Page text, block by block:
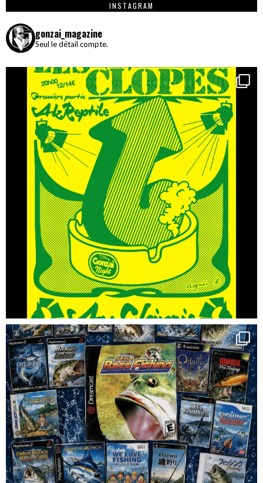
INSTAGRAM
gonzai_magazine
Seul le détail compte.